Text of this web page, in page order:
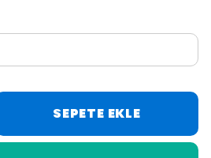
SEPETE EKLE